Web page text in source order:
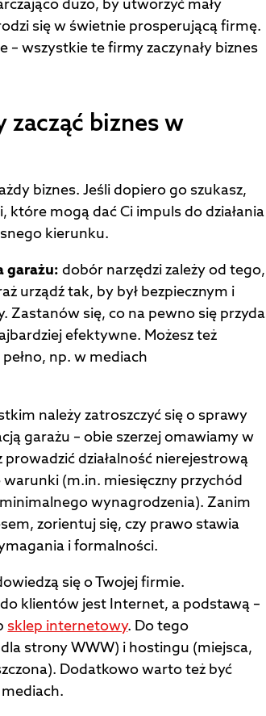
się w świetnie prosperującą firmę.
– wszystkie te firmy zaczynały biznes
zacząć biznes w
biznes. Jeśli dopiero go szukasz,
które mogą dać Ci impuls do działania
kierunku.
garażu: dobór narzędzi zależy od tego,
urządź tak, by był bezpiecznym i
Zastanów się, co na pewno się przyda
efektywne. Możesz też
np. w mediach
należy zatroszczyć się o sprawy
garażu – obie szerzej omawiamy w
prowadzić działalność nierejestrową
(m.in. miesięczny przychód
wynagrodzenia). Zanim
zorientuj się, czy prawo stawia
i formalności.
się o Twojej firmie.
klientów jest Internet, a podstawą –
sklep internetowy. Do tego
strony WWW) i hostingu (miejsca,
Dodatkowo warto też być